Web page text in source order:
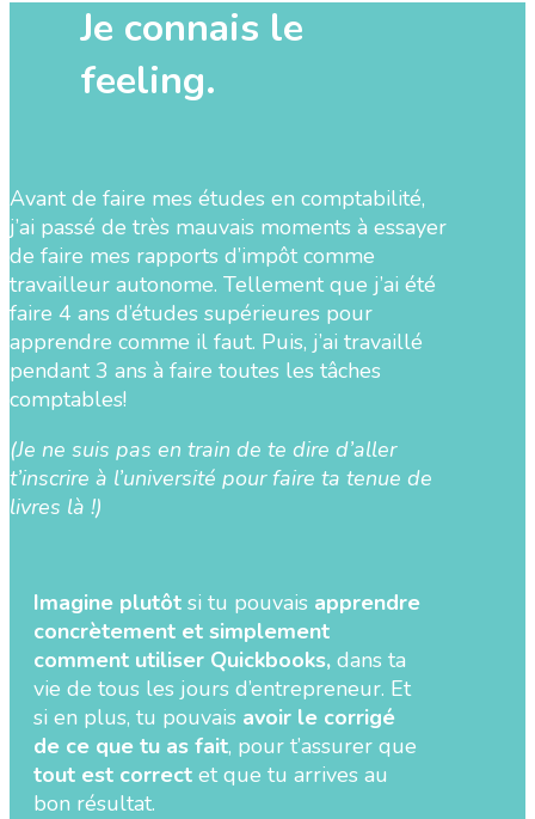
Je connais le
feeling.
Avant de faire mes études en comptabilité,
j’ai passé de très mauvais moments à essayer
de faire mes rapports d’impôt comme
travailleur autonome. Tellement que j’ai été
faire 4 ans d’études supérieures pour
apprendre comme il faut. Puis, j’ai travaillé
pendant 3 ans à faire toutes les tâches
comptables!
(Je ne suis pas en train de te dire d’aller
t’inscrire à l’université pour faire ta tenue de
livres là !)
Imagine plutôt si tu pouvais apprendre
concrètement et simplement
comment utiliser Quickbooks, dans ta
vie de tous les jours d’entrepreneur. Et
si en plus, tu pouvais avoir le corrigé
de ce que tu as fait, pour t’assurer que
tout est correct et que tu arrives au
bon résultat.